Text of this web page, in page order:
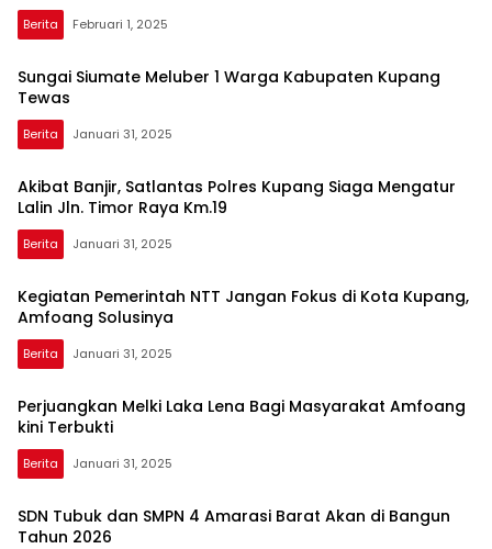
Berita Februari 1, 2025
Sungai Siumate Meluber 1 Warga Kabupaten Kupang
Tewas
Berita Januari 31, 2025
IndoNusra.com
Akibat Banjir, Satlantas Polres Kupang Siaga Mengatur
Lalin Jln. Timor Raya Km.19
Berita Januari 31, 2025
Kegiatan Pemerintah NTT Jangan Fokus di Kota Kupang,
Amfoang Solusinya
Berita Januari 31, 2025
Perjuangkan Melki Laka Lena Bagi Masyarakat Amfoang
kini Terbukti
Berita Januari 31, 2025
SDN Tubuk dan SMPN 4 Amarasi Barat Akan di Bangun
Tahun 2026